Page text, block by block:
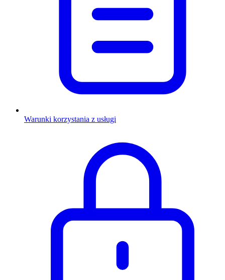
Warunki korzystania z usługi